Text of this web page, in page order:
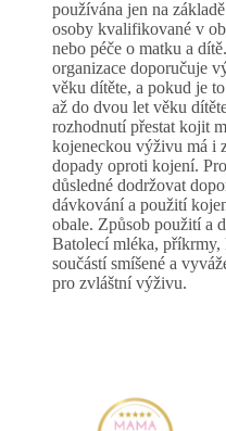
používána jen na
osoby kvalifikované v
nebo péče o matku a
organizace doporučuje
věku dítěte, a pokud je
až do dvou let věku
rozhodnutí přestat kojit
kojeneckou výživu má i
dopady oproti kojení.
důsledné dodržovat
dávkování a použití
obale. Způsob použití a
Batolecí mléka, příkrmy,
součástí smíšené a
pro zvláštní výživu.